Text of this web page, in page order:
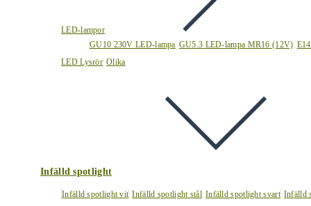
LED-lampor
GU10 230V LED-lampa GU5.3 LED-lampa MR16 (12V)
LED Lysrör Olika
Infälld spotlight
Infälld spotlight vit Infälld spotlight stål Infälld spotlight svart Infälld